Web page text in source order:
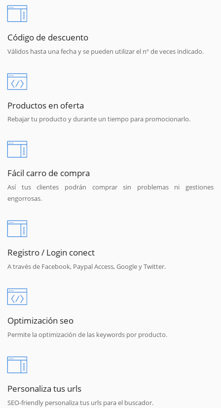
Código de descuento
Válidos hasta una fecha y se pueden utilizar el nº de veces indicado.
Productos en oferta
Rebajar tu producto y durante un tiempo para promocionarlo.
Fácil carro de compra
Así tus clientes podrán comprar sin problemas ni gestiones
engorrosas.
Registro / Login conect
A través de Facebook, Paypal Access, Google y Twitter.
Optimización seo
Permite la optimización de las keywords por producto.
Personaliza tus urls
SEO-friendly personaliza tus urls para el buscador.